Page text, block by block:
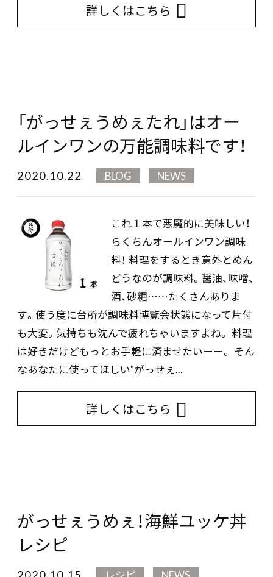
詳しくはこちら
「がっせぇうめぇたれ」はオー
ルインワンの万能調味料です！
2020.10.22 BLOG NEWS
これ１本で悪魔的に美味しい！
らくちんオールインワン調味
料！ 料理をするとき意外とめん
どうなのが調味料。醤油、味噌、
酒、砂糖……たくさんありま
す。使う度に台所が調味料博覧会状態になって片付
も大変。気持ちも沈んで疲れちゃいますよね。 料理
は好きだけどもっとお手軽に済ませたいーー。 そん
なあなたに使ってほしい"がっせぇ...
詳しくはこちら
がっせぇうめぇ！海鮮ユッケ丼
レシピ